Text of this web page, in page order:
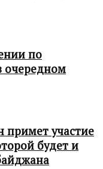
по
очередном
примет участие
будет и